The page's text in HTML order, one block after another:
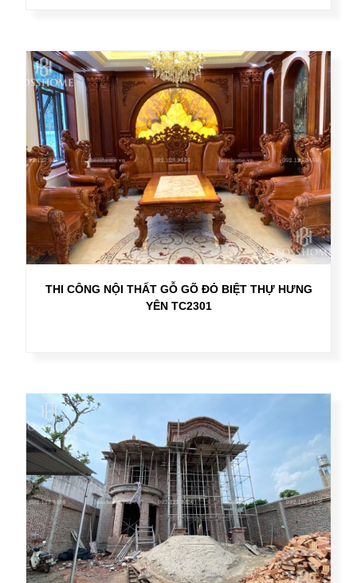
THI CÔNG NỘI THẤT GỖ GÕ ĐỎ BIỆT THỰ HƯNG
YÊN TC2301